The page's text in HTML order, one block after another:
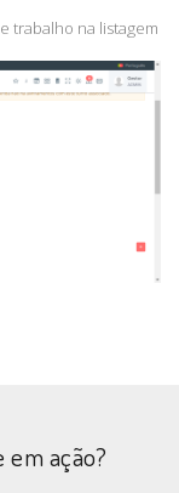
trabalho na listagem
ação?